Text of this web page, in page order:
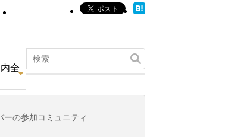
全
ーの参加コミュニティ